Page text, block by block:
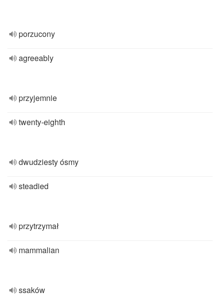
porzucony
agreeably
przyjemnie
twenty-eighth
dwudziesty ósmy
steadied
przytrzymał
mammalian
ssaków